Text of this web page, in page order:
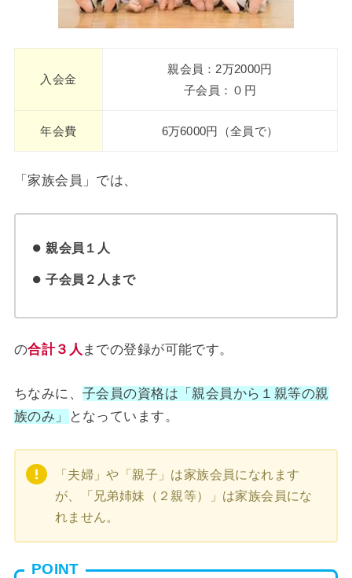
入会金
親会員：2万2000円
子会員：０円
年会費 6万6000円（全員で）
「家族会員」では、
親会員１人
子会員２人まで
の合計３人 までの登録が可能です。
ちなみに、子会員の資格は「親会員から１親等の親
族のみ」
となっています。
「夫婦」や「親子」は家族会員になれます
が、「兄弟姉妹（２親等）」は家族会員にな
れません。
POINT